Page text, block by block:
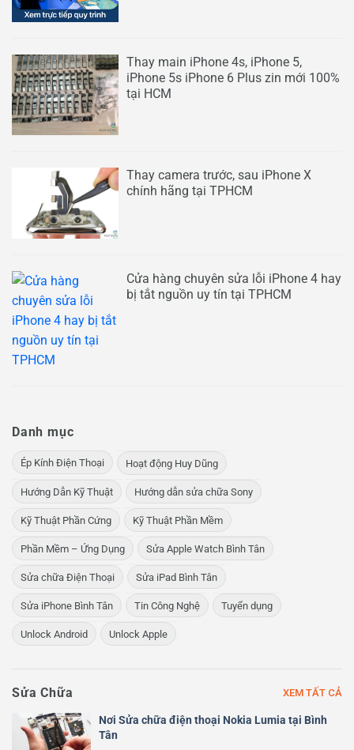
Thay main iPhone 4s, iPhone 5,
iPhone 5s iPhone 6 Plus zin mới 100%
tại HCM
Thay camera trước, sau iPhone X
chính hãng tại TPHCM
Cửa hàng chuyên sửa lỗi iPhone 4 hay
bị tắt nguồn uy tín tại TPHCM
Danh mục
Ép Kính Điện Thoại Hoạt động Huy Dũng
Hướng Dẫn Kỹ Thuật Hướng dẫn sửa chữa Sony
Kỹ Thuật Phần Cứng Kỹ Thuật Phần Mềm
Phần Mềm – Ứng Dụng Sửa Apple Watch Bình Tân
Sửa chữa Điện Thoại Sửa iPad Bình Tân
Sửa iPhone Bình Tân Tin Công Nghệ Tuyển dụng
Unlock Android Unlock Apple
Sửa Chữa XEM TẤT CẢ
Nơi Sửa chữa điện thoại Nokia Lumia tại Bình
Tân